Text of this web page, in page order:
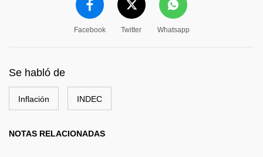
Facebook Twitter Whatsapp
Se habló de
Inflación INDEC
NOTAS RELACIONADAS